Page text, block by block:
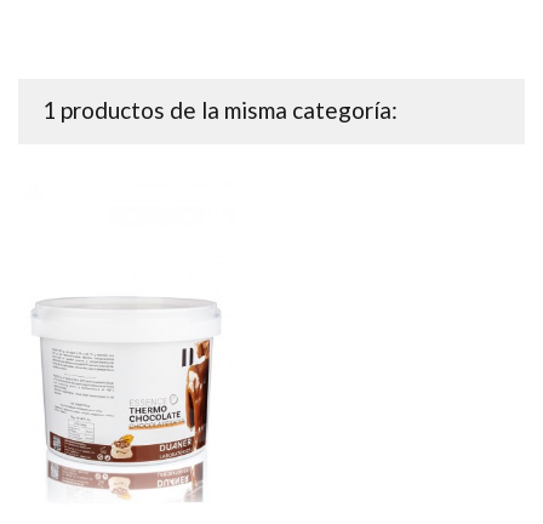
1 productos de la misma categoría: